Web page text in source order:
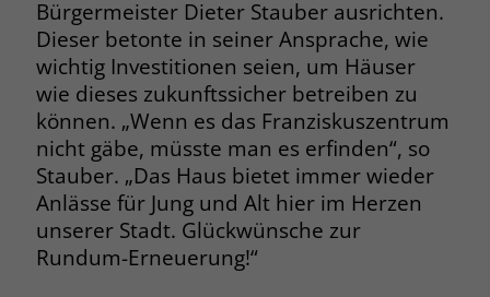
Bürgermeister Dieter Stauber ausrichten.
Dieser betonte in seiner Ansprache, wie
wichtig Investitionen seien, um Häuser
wie dieses zukunftssicher betreiben zu
können. „Wenn es das Franziskuszentrum
nicht gäbe, müsste man es erfinden“, so
Stauber. „Das Haus bietet immer wieder
Anlässe für Jung und Alt hier im Herzen
unserer Stadt. Glückwünsche zur
Rundum-Erneuerung!“